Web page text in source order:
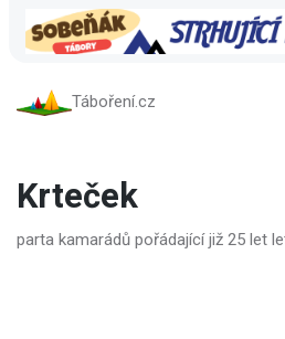
Táboření.cz
Krteček
parta kamarádů pořádající již 25 let